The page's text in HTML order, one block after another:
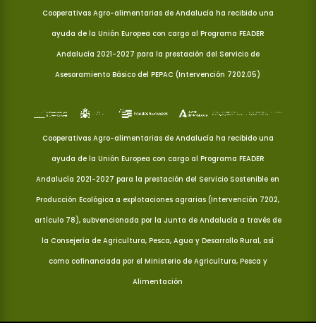
Cooperativas Agro-alimentarias de Andalucía ha recibido una
ayuda de la Unión Europea con cargo al Programa FEADER
Andalucía 2021-2027 para la prestación del Servicio de
Asesoramiento Básico del PEPAC (Intervención 7202.05)
Cooperativas Agro-alimentarias de Andalucía ha recibido una
ayuda de la Unión Europea con cargo al Programa FEADER
Andalucía 2021-2027 para la prestación del Servicio Sostenible en
Producción Ecológica a explotaciones agrarias (Intervención 7202,
artículo 78), subvencionada por la Junta de Andalucía a través de
la Consejería de Agricultura, Pesca, Agua y Desarrollo Rural, así
como cofinanciada por el Ministerio de Agricultura, Pesca y
Alimentación